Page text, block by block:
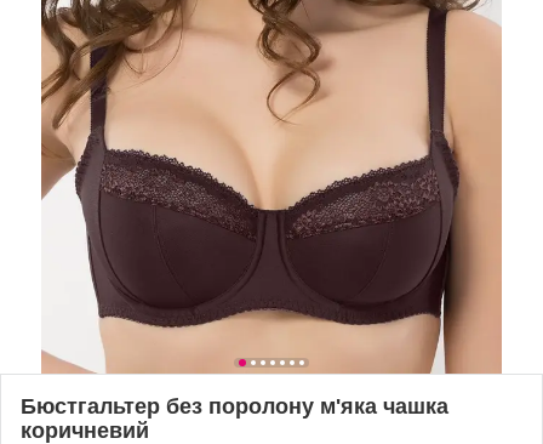
Бюстгальтер без поролону м'яка чашка
коричневий